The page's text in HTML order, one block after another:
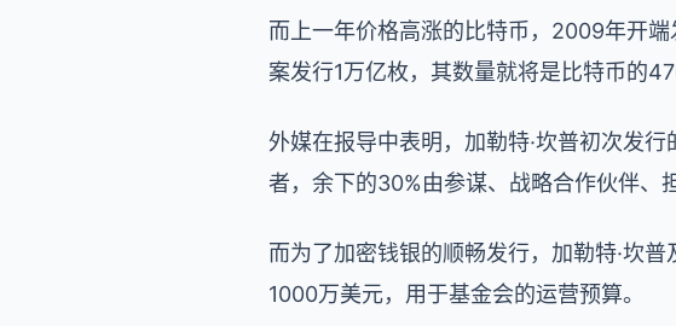
而上一年价格高涨的比特币，2009年开
案发行1万亿枚，其数量就将是比特币的
外媒在报导中表明，加勒特·坎普初次发
者，余下的30%由参谋、战略合作伙伴、
而为了加密钱银的顺畅发行，加勒特·坎
1000万美元，用于基金会的运营预算。